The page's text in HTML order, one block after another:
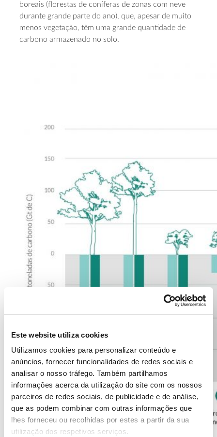
Este website utiliza cookies
Utilizamos cookies para personalizar conteúdo e
anúncios, fornecer funcionalidades de redes sociais e
analisar o nosso tráfego. Também partilhamos
informações acerca da utilização do site com os nossos
parceiros de redes sociais, de publicidade e de análise,
que as podem combinar com outras informações que
lhes forneceu ou recolhidas por estes a partir da sua
utilização dos respetivos serviços.
boreais (florestas de coníferas de zonas com neve
durante grande parte do ano), que, apesar de muito
menos vegetação, têm uma grande quantidade de
carbono armazenado no solo.